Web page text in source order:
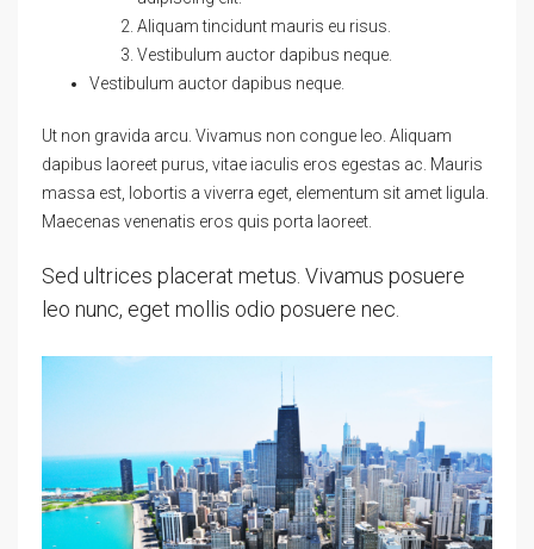
Aliquam tincidunt mauris eu risus.
Vestibulum auctor dapibus neque.
Vestibulum auctor dapibus neque.
Ut non gravida arcu. Vivamus non congue leo. Aliquam
dapibus laoreet purus, vitae iaculis eros egestas ac. Mauris
massa est, lobortis a viverra eget, elementum sit amet ligula.
Maecenas venenatis eros quis porta laoreet.
Sed ultrices placerat metus. Vivamus posuere
leo nunc, eget mollis odio posuere nec.